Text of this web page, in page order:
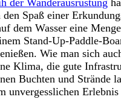
Spaß einer
dem Wasser eine
Stand-Up-Paddle-
Wie man sich
Klima, die gute
Buchten und Strände
unvergesslichen Erlebnis